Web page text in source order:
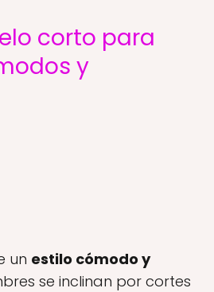
corto para
y
un estilo cómodo y
se inclinan por cortes